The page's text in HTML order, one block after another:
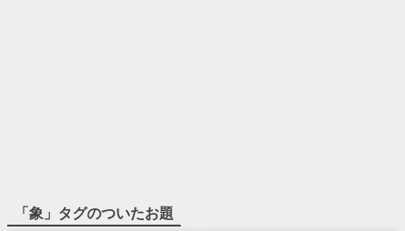
「象 」タグのついたお題